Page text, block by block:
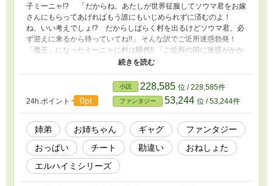
子ミーニャ!? 「だからね、あたしが世界征服してソウマ君をお嫁
さんにもらってあげればもう誰にもいじめられずに済むのよ！
ね、いい考えでしょ!? だからしばらく村を出るけどソウマ君、必
ず迎えに来るから待っていてね!!」 そんな訳でご近所迷惑勃発！
「魔王」になったミーニャに村は騒然!! 「ご近所の国に迷惑がかか
る！ 早くミーニャを連れ戻さんかあっ！」長老に言われこの村最
魔王ミーニャを連れ戻す旅に出されちゃう。 道中長老に言われ村
で一番弱い弟のソウマを鍛えて立派な男にする為にフェンリルはも
う「はぁはぁ♡」しちゃってるし!? 「ソウマは私が立派な『男』に
してあげるからね!!」 勇者の名もなき少女と魔王との戦いから1300
年後の世界で姉弟の、いや師弟の珍道中の物語である。
24h.ポイント 0pt
小説 228,585 位 / 228,585件
ファンタジー 53,244 位 / 53,244件
姉弟 お姉ちゃん ギャグ
ファンタジー
おっぱい
チート 勘違い
おねしょた
エルハイミシリーズ